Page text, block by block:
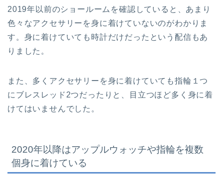
2019年以前のショールームを確認していると、あまり
色々なアクセサリーを身に着けていないのがわかりま
す。身に着けていても時計だけだったという配信もあ
りました。
また、多くアクセサリーを身に着けていても指輪１つ
にブレスレッド2つだったりと、目立つほど多く身に着
けてはいませんでした。
2020年以降はアップルウォッチや指輪を複数
個身に着けている